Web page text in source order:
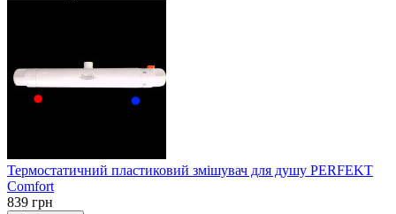
Термостатичний пластиковий змішувач для душу PERFEKT
Comfort
839 грн